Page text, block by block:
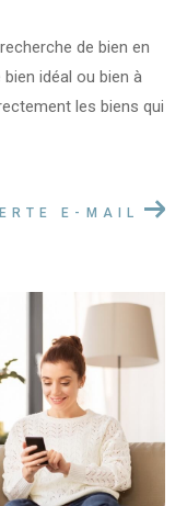
de bien en
idéal ou bien à
les biens qui
E-MAIL
4 5+